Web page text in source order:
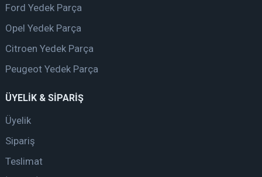
Ford Yedek Parça
Opel Yedek Parça
Citroen Yedek Parça
Peugeot Yedek Parça
ÜYELİK & SİPARİŞ
Üyelik
Sipariş
Teslimat